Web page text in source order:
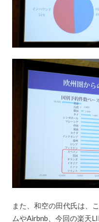
また、和空の田代氏は、
ムやAirbnb、今回の楽天